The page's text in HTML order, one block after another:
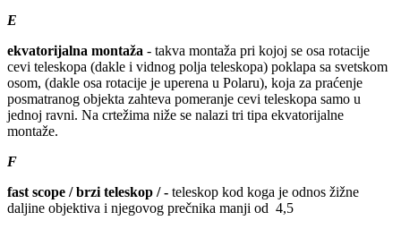
E
ekvatorijalna montaža - takva montaža pri kojoj se osa rotacije
cevi teleskopa (dakle i vidnog polja teleskopa) poklapa sa svetskom
osom, (dakle osa rotacije je uperena u Polaru), koja za praćenje
posmatranog objekta zahteva pomeranje cevi teleskopa samo u
jednoj ravni. Na crtežima niže se nalazi tri tipa ekvatorijalne
montaže.
F
fast scope / brzi teleskop / - teleskop kod koga je odnos žižne
daljine objektiva i njegovog prečnika manji od 4,5